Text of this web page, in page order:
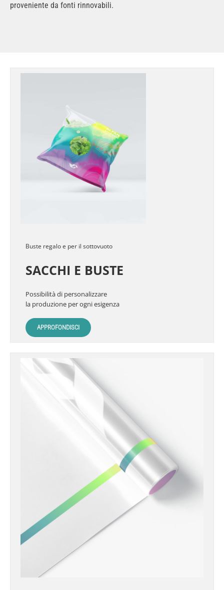
proveniente da fonti rinnovabili.
Buste regalo e per il sottovuoto
SACCHI E BUSTE
Possibilità di personalizzare
la produzione per ogni esigenza
APPROFONDISCI